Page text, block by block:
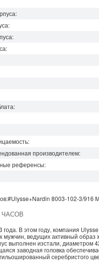
:
производителем:
референсы:
#Ulysse+Nardin 8003-102-3/916
года. В этом году, компания
ведущих активный образ
выполнен изстали, диаметром
заводная головка
серебристого